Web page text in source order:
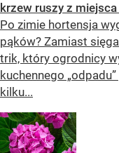
krzew ruszy z
Po zimie hortensja
pąków? Zamiast
trik, który ogrodnicy
kuchennego
kilku...